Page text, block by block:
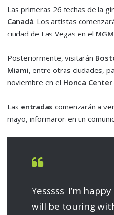
Las primeras 26 fechas de la
Canadá. Los artistas
ciudad de Las Vegas en el
Posteriormente, visitarán
Miami, entre otras ciudades,
noviembre en el Honda
Las entradas comenzarán a
mayo, informaron en un
Yesssss! I’m
will be touring